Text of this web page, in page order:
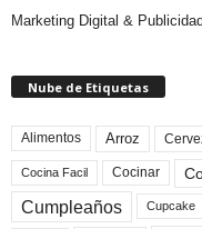
Marketing Digital &
Nube de Etiquetas
Alimentos Arroz
Cocina Facil Cocinar
Cumpleaños Cupcake